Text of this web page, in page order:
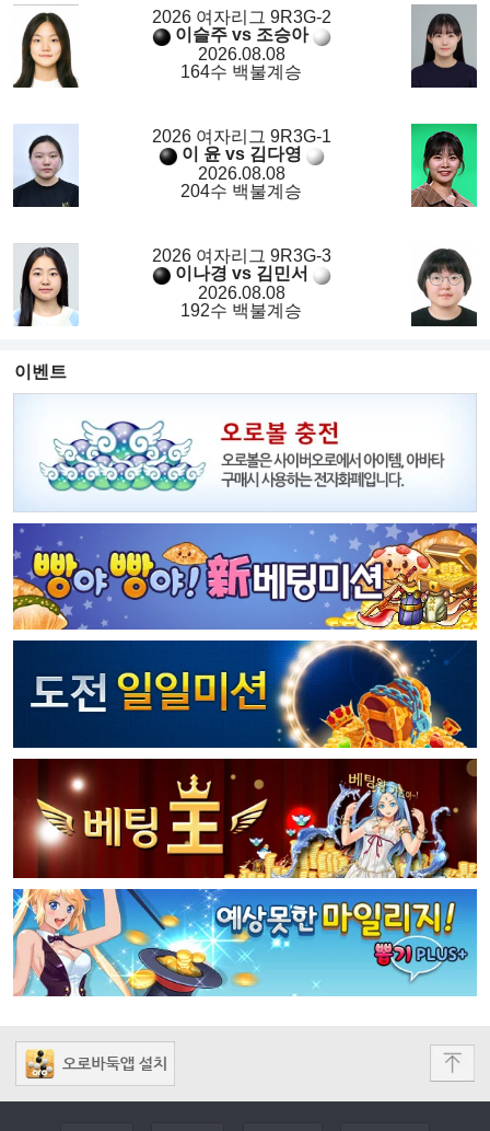
2026 여자리그 9R3G-2
이슬주 vs 조승아
2026.08.08
164수 백불계승
2026 여자리그 9R3G-1
이 윤 vs 김다영
2026.08.08
204수 백불계승
2026 여자리그 9R3G-3
이나경 vs 김민서
2026.08.08
192수 백불계승
이벤트